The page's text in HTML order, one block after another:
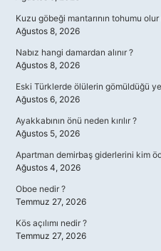
Kuzu göbeği mantarının tohumu olur
Ağustos 8, 2026
Nabız hangi damardan alınır ?
Ağustos 8, 2026
Eski Türklerde ölülerin gömüldüğü
Ağustos 6, 2026
Ayakkabının önü neden kırılır ?
Ağustos 5, 2026
Apartman demirbaş giderlerini kim
Ağustos 4, 2026
Oboe nedir ?
Temmuz 27, 2026
Kös açılımı nedir ?
Temmuz 27, 2026